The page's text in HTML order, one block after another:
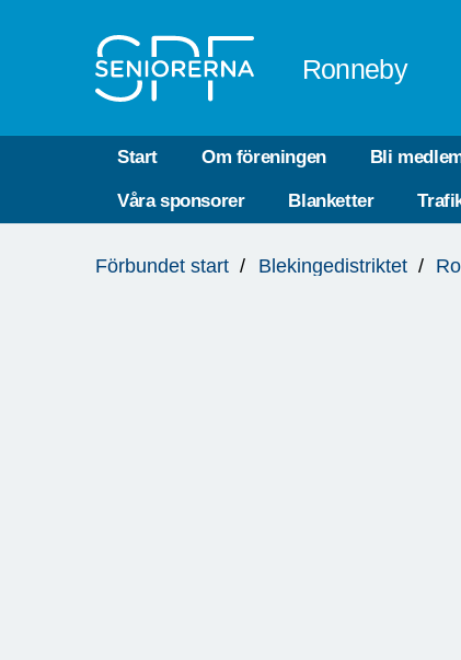
Ronneby
Start Om föreningen Bli
Våra sponsorer Blanketter
är
Förbundet start Blekingedistriktet